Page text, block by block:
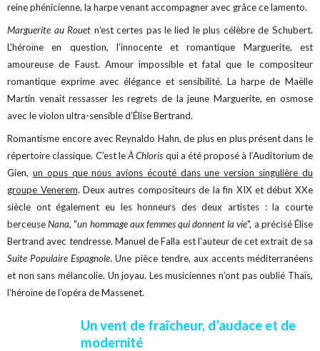
reine phénicienne, la harpe venant accompagner avec grâce ce lamento.
Marguerite au Rouet n’est certes pas le lied le plus célèbre de Schubert.
L’héroïne en question, l’innocente et romantique Marguerite, est
amoureuse de Faust. Amour impossible et fatal que le compositeur
romantique exprime avec élégance et sensibilité. La harpe de Maëlle
Martin venait ressasser les regrets de la jeune Marguerite, en osmose
avec le violon ultra-sensible d’Élise Bertrand.
Romantisme encore avec Reynaldo Hahn, de plus en plus présent dans le
répertoire classique. C’est leÀ Chloris qui a été proposé à l’Auditorium de
Gien, un opus que nous avions écouté dans une version singulière du
groupe Venerem. Deux autres compositeurs de la fin XIX et début XXe
siècle ont également eu les honneurs des deux artistes : la courte
berceuseNana, "un hommage aux femmes qui donnent la vie", a précisé Élise
Bertrand avec tendresse. Manuel de Falla est l’auteur de cet extrait de sa
Suite Populaire Espagnole. Une pièce tendre, aux accents méditerranéens
et non sans mélancolie. Un joyau. Les musiciennes n’ont pas oublié Thaïs,
l’héroïne de l’opéra de Massenet.
Un vent de fraîcheur, d’audace et de
modernité